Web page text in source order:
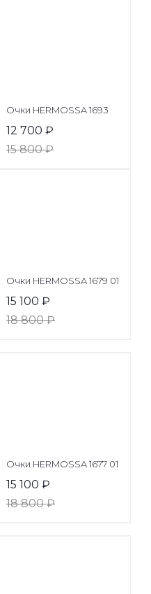
Очки HERMOSSA 1693
12 700 ₽
15 800₽
Очки HERMOSSA 1679 01
15 100 ₽
18 800₽
Очки HERMOSSA 1677 01
15 100 ₽
18 800₽